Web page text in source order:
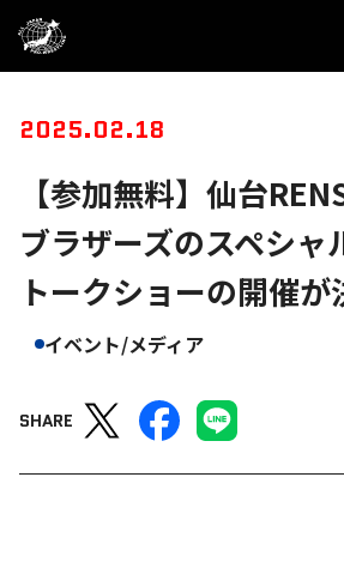
2025.02.18
【参加無料】仙台
ブラザーズのスペシャ
トークショーの開催が
イベント/メディア
SHARE